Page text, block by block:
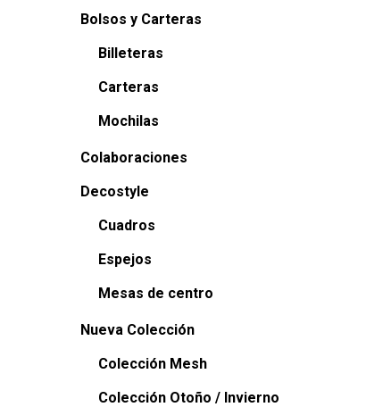
Bolsos y Carteras
Billeteras
Carteras
Mochilas
Colaboraciones
Decostyle
Cuadros
Espejos
Mesas de centro
Nueva Colección
Colección Mesh
Colección Otoño / Invierno